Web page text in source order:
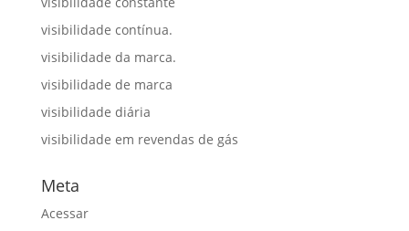
visibilidade contínua.
visibilidade da marca.
visibilidade de marca
visibilidade diária
visibilidade em revendas de gás
Meta
Acessar